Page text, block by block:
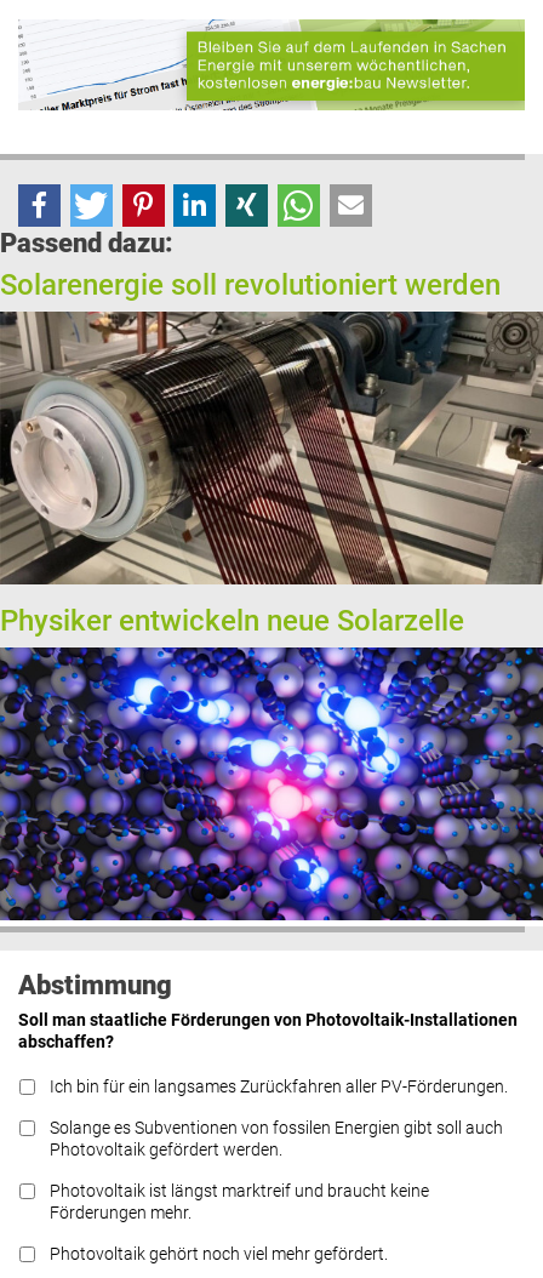
Passend dazu:
Solarenergie soll revolutioniert werden
Physiker entwickeln neue Solarzelle
Abstimmung
Soll man staatliche Förderungen von Photovoltaik-Installationen
abschaffen?
Ich bin für ein langsames Zurückfahren aller PV-Förderungen.
Solange es Subventionen von fossilen Energien gibt soll auch
Photovoltaik gefördert werden.
Photovoltaik ist längst marktreif und braucht keine
Förderungen mehr.
Photovoltaik gehört noch viel mehr gefördert.